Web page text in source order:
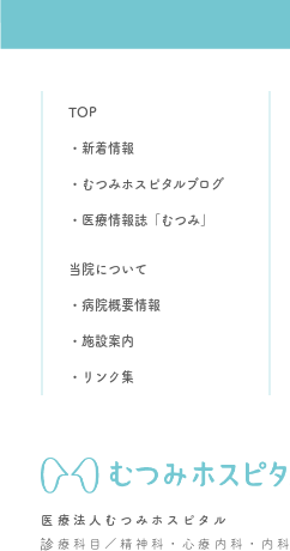
TOP
・新着情報
・むつみホスピタルブログ
・医療情報誌「むつみ」
当院について
・病院概要情報
・施設案内
・リンク集
医療法人むつみホスピタル
診療科目／精神科・心療内科・内科